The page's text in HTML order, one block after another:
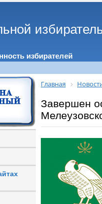
избирателей
Главная
Завершен